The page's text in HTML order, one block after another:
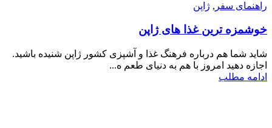
راهنمای سفر , ژاپن
خوشمزه ترین غذا های ژاپن
شاید شما هم درباره فرهنگ غذا و آشپزی کشور ژاپن شنیده باشید.
اجازه دهید امروز با هم به دنیای طعم ه...
ادامه مطلب